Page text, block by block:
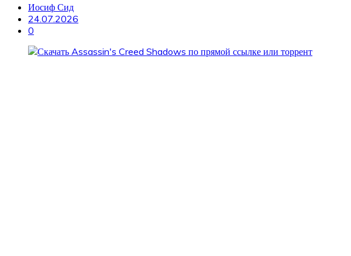
Иосиф Сид
24.07.2026
0